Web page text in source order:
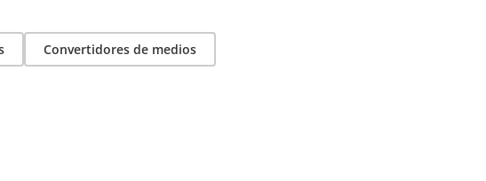
Convertidores de medios